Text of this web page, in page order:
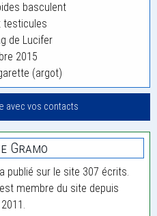
basculent
testicules
de Lucifer
2015
(argot)
avec vos contacts
Gramo
publié sur le site 307 écrits.
membre du site depuis